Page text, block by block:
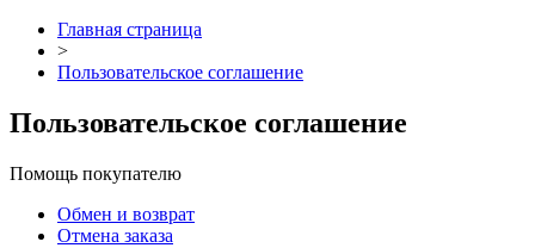
Главная страница
>
Пользовательское соглашение
Пользовательское соглашение
Помощь покупателю
Обмен и возврат
Отмена заказа